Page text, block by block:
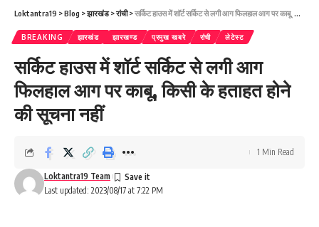
Loktantra19 >Blog >झारखंड>रांची>सर्किट हाउस में शॉर्ट सर्किट से लगी आग फिलहाल आग पर काबू, किसी के हताहत होने की सूचना नहीं
BREAKING झारखंड झारखण्ड प्रमुख खबरे रांची लेटेस्ट
सर्किट हाउस में शॉर्ट सर्किट से लगी आग
फिलहाल आग पर काबू, किसी के हताहत होने
की सूचना नहीं
Last updated: 2023/08/17 at 7:22 PM
Loktantra19 Team
1 Min Read